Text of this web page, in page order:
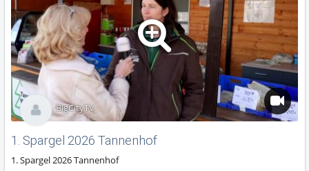
1. Spargel 2026 Tannenhof
1. Spargel 2026 Tannenhof
BigCityTV